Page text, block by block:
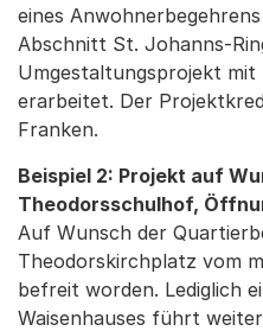
eines
Abschnitt St. Johanns-
Umgestaltungsprojekt mit
erarbeitet. Der
Franken.
Beispiel 2: Projekt auf
Theodorsschulhof,
Auf Wunsch der
Theodorskirchplatz vom
befreit worden. Lediglich
Waisenhauses führt